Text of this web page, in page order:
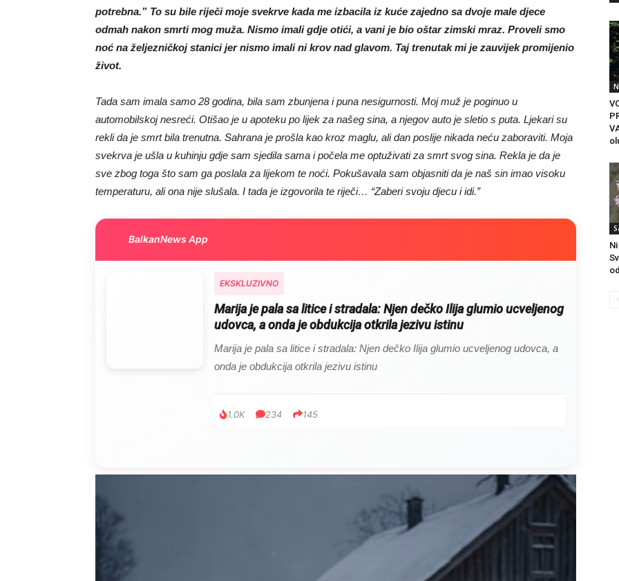
potrebna.” To su bile riječi moje svekrve kada me izbacila iz kuće zajedno sa dvoje male djece
odmah nakon smrti mog muža. Nismo imali gdje otići, a vani je bio oštar zimski mraz. Proveli smo
noć na željezničkoj stanici jer nismo imali ni krov nad glavom. Taj trenutak mi je zauvijek promijenio
život.
Tada sam imala samo 28 godina, bila sam zbunjena i puna nesigurnosti. Moj muž je poginuo u
automobilskoj nesreći. Otišao je u apoteku po lijek za našeg sina, a njegov auto je sletio s puta. Ljekari su
rekli da je smrt bila trenutna. Sahrana je prošla kao kroz maglu, ali dan poslije nikada neću zaboraviti. Moja
svekrva je ušla u kuhinju gdje sam sjedila sama i počela me optuživati za smrt svog sina. Rekla je da je
sve zbog toga što sam ga poslala za lijekom te noći. Pokušavala sam objasniti da je naš sin imao visoku
temperaturu, ali ona nije slušala. I tada je izgovorila te riječi… “Zaberi svoju djecu i idi.”
BalkanNews App
EKSKLUZIVNO
Marija je pala sa litice i stradala: Njen dečko Ilija glumio ucveljenog
udovca, a onda je obdukcija otkrila jezivu istinu
Marija je pala sa litice i stradala: Njen dečko Ilija glumio ucveljenog udovca, a
onda je obdukcija otkrila jezivu istinu
1.0K 234 145